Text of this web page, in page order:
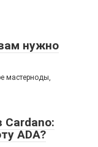
нужно
мастерноды,
Cardano:
ADA?